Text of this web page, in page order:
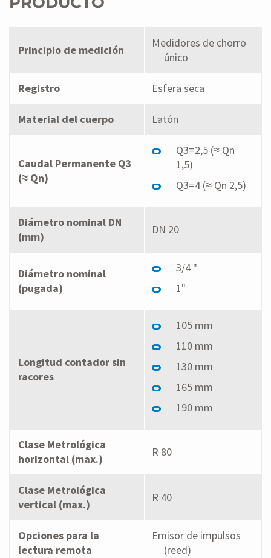
Principio de medición
Medidores de chorro
único
Registro Esfera seca
Material del cuerpo Latón
Caudal Permanente Q3
(≈ Qn)
Q3=2,5 (≈ Qn
1,5)
Q3=4 (≈ Qn 2,5)
Diámetro nominal DN
(mm)
DN 20
Diámetro nominal
(pugada)
3/4 "
1"
Longitud contador sin
racores
105 mm
110 mm
130 mm
165 mm
190 mm
Clase Metrológica
horizontal (max.)
R 80
Clase Metrológica
vertical (max.)
R 40
Opciones para la
lectura remota
Emisor de impulsos
(reed)